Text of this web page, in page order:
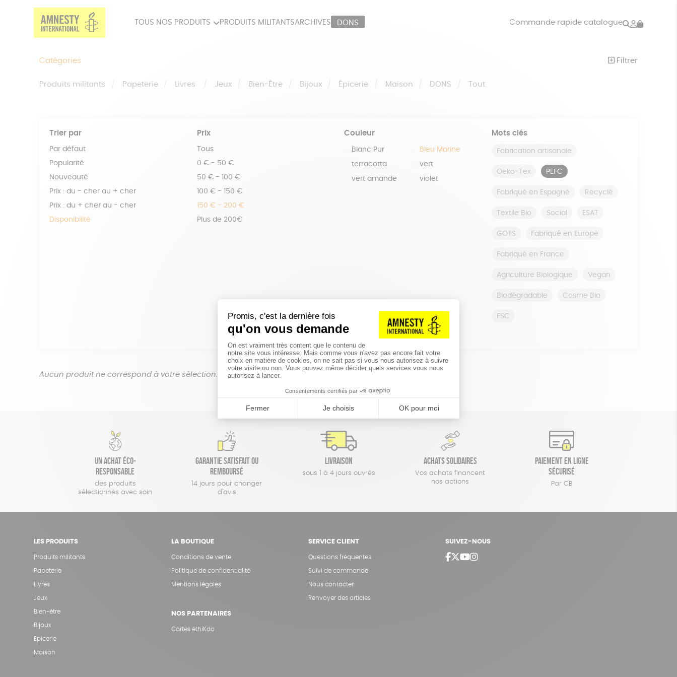
TOUS NOS PRODUITS PRODUITS MILITANTSARCHIVES DONS Commande rapide catalogue Rechercher
Mon
Catégories Filtrer
Produits militants Papeterie Livres Jeux Bien-Être Bijoux Épicerie Maison DONS Tout
Trier par
Par défaut
Popularité
Nouveauté
Prix : du - cher au + cher
Prix : du + cher au - cher
Disponibilité
Prix
Tous
0 € - 50 €
50 € - 100 €
100 € - 150 €
150 € - 200 €
Plus de 200€
Couleur
Blanc Pur Bleu Marine
terracotta vert
vert amande violet
Mots clés
Fabrication artisanale
Oeko-Tex PEFC
Fabriqué en Espagne Recyclé
Textile Bio Social ESAT
GOTS Fabriqué en Europe
Fabriqué en France
Agriculture Biologique Vegan
Biodégradable Cosme Bio
FSC
réinitialiser les filtres
Aucun produit ne correspond à votre sélection.
Un achat éco-
responsable
des produits
sélectionnés avec soin
Garantie satisfait ou
remboursé
14 jours pour changer
d'avis
Livraison
sous 1 à 4 jours ouvrés
Achats solidaires
Vos achats financent
nos actions
Paiement en ligne
sécurisé
Par CB
LES PRODUITS
Produits militants
Papeterie
Livres
Jeux
Bien-être
Bijoux
Epicerie
Maison
LA BOUTIQUE
Conditions de vente
Politique de confidentialité
Mentions légales
NOS PARTENAIRES
Cartes éthiKdo
SERVICE CLIENT
Questions fréquentes
Suivi de commande
Nous contacter
Renvoyer des articles
SUIVEZ-NOUS